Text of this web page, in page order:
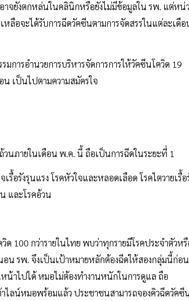
จยังตกหล่นในคลินิกหรือยังไม่มีข้อมูลใน รพ. แต่หน่
ลือจะได้รับการฉีดวัคซีนตามการจัดสรรในแต่ละเดื
ารอำนวยการบริหารจัดการการให้วัคซีนโควิด 19
เป็นไปตามความสมัครใจ
นภายในเดือน พ.ค. นี้ ถือเป็นการฉีดในระยะที่ 1
รื้อรังรุนแรง โรคหัวใจและหลอดเลือด โรคไตวายเรื้อ
และโรคอ้วน
100 กว่ารายในไทย พบว่าทุกรายมีโรคประจำตัวห
อน รพ. จึงเป็นเป้าหมายหลักต้องฉีดให้สองกลุ่มนี้ก่อน
น้าไปได้ หมอไม่ต้องทำงานหนักในการดูแล ถือ
ไลน์หมอพร้อมแล้ว ประชาชนสามารถจองคิวฉีดวัคซี